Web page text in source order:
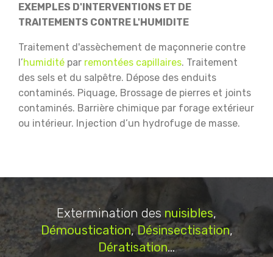
EXEMPLES D'INTERVENTIONS ET DE
TRAITEMENTS CONTRE L'HUMIDITE
Traitement d'assèchement de maçonnerie contre
l’humidité par remontées capillaires. Traitement
des sels et du salpêtre. Dépose des enduits
contaminés. Piquage, Brossage de pierres et joints
contaminés. Barrière chimique par forage extérieur
ou intérieur. Injection d’un hydrofuge de masse.
Extermination des nuisibles,
Démoustication,Désinsectisation,
Dératisation...